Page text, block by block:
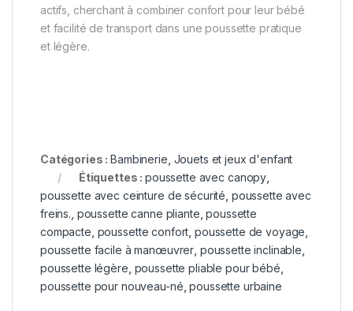
actifs, cherchant à combiner confort pour leur bébé
et facilité de transport dans une poussette pratique
et légère.
Catégories :Bambinerie Jouets et jeux d'enfant
Étiquettes :poussette avec canopy
poussette avec ceinture de sécurité poussette avec
freins. poussette canne pliante ,poussette
compacte poussette confort poussette de voyage
poussette facile à manœuvrer poussette inclinable
poussette légère poussette pliable pour bébé
poussette pour nouveau-né ,poussette urbaine